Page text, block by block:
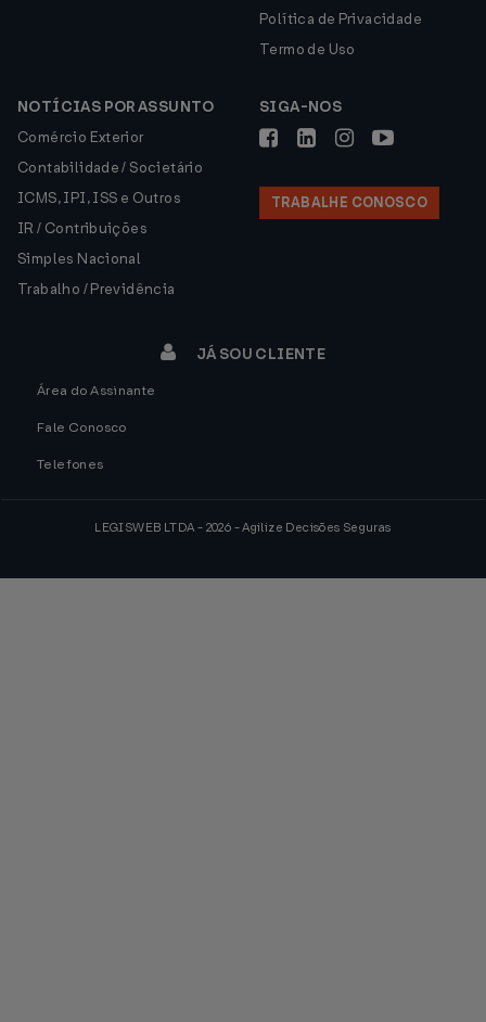
Política de Privacidade
Termo de Uso
NOTÍCIAS POR ASSUNTO
Comércio Exterior
Contabilidade / Societário
ICMS, IPI, ISS e Outros
IR / Contribuições
Simples Nacional
Trabalho / Previdência
SIGA-NOS
TRABALHE CONOSCO
JÁ SOU CLIENTE
Área do Assinante
Fale Conosco
Telefones
LEGISWEB LTDA - 2026 - Agilize Decisões Seguras